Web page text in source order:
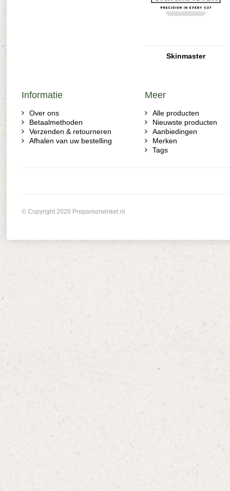
Skinmaster
Informatie
Over ons
Betaalmethoden
Verzenden & retourneren
Afhalen van uw bestelling
Meer
Alle producten
Nieuwste producten
Aanbiedingen
Merken
Tags
© Copyright 2026 Prepareerwinkel.nl